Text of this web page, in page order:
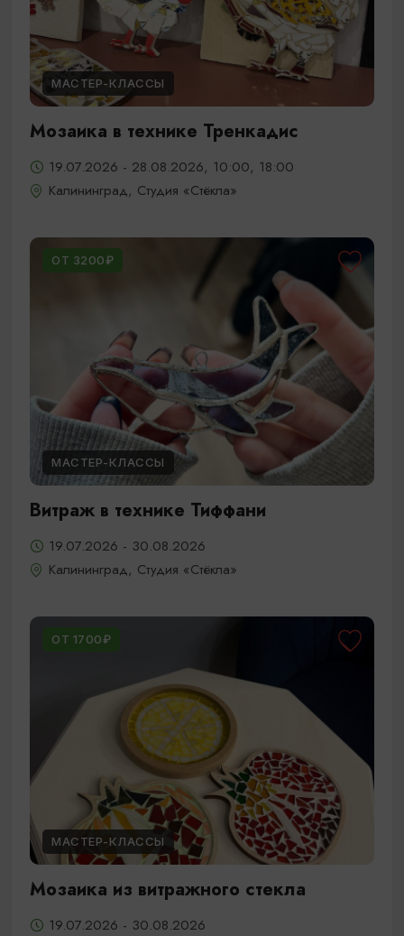
МАСТЕР-КЛАССЫ
Мозаика в технике Тренкадис
19.07.2026 - 28.08.2026, 10:00, 18:00
Калининград, Студия «Стёкла»
ОТ 3200₽
МАСТЕР-КЛАССЫ
Витраж в технике Тиффани
19.07.2026 - 30.08.2026
Калининград, Студия «Стёкла»
ОТ 1700₽
МАСТЕР-КЛАССЫ
Мозаика из витражного стекла
19.07.2026 - 30.08.2026